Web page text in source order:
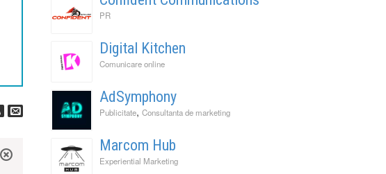
PR
Digital Kitchen
Comunicare online
AdSymphony
Publicitate, Consultanta de marketing
Marcom Hub
Experiential Marketing